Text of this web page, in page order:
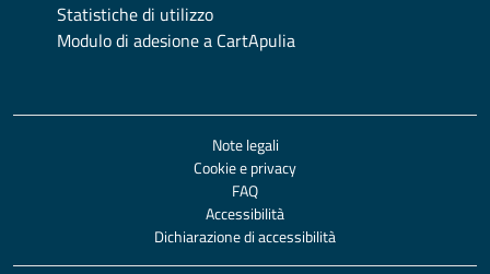
Statistiche di utilizzo
Modulo di adesione a CartApulia
Note legali
Cookie e privacy
FAQ
Accessibilità
Dichiarazione di accessibilità